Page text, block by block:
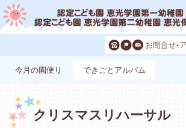
今月の園便り できごとアルバム
クリスマスリハーサル